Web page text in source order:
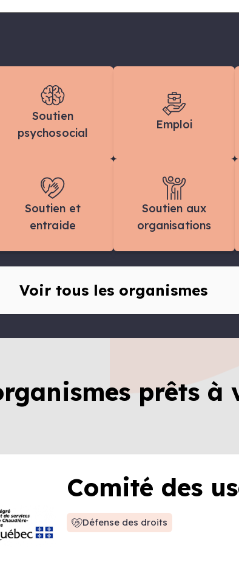
Soutien
psychosocial
Emploi
Soutien et
entraide
Soutien aux
organisations
Voir tous les organismes
prêts à
Comité des
Défense des droits